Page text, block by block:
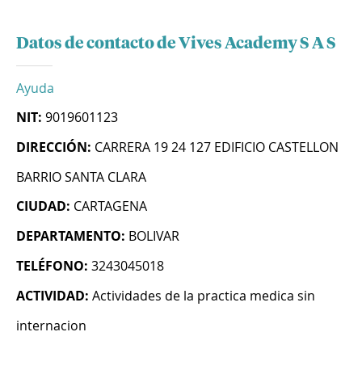
Datos de contacto de Vives Academy S A S
Ayuda
NIT: 9019601123
DIRECCIÓN: CARRERA 19 24 127 EDIFICIO CASTELLON
BARRIO SANTA CLARA
CIUDAD: CARTAGENA
DEPARTAMENTO: BOLIVAR
TELÉFONO: 3243045018
ACTIVIDAD: Actividades de la practica medica sin
internacion